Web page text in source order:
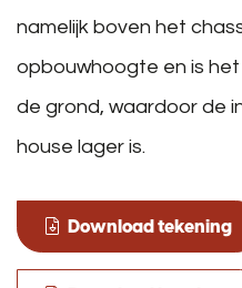
namelijk boven het
opbouwhoogte en is
de grond, waardoor de
house lager is.
Download tekening